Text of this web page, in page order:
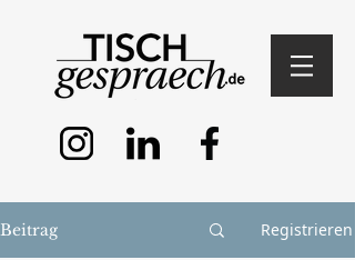
Beitrag Registrieren